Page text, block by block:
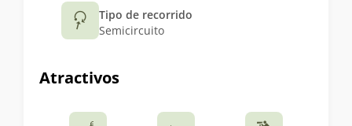
Tipo de recorrido
Semicircuito
Atractivos